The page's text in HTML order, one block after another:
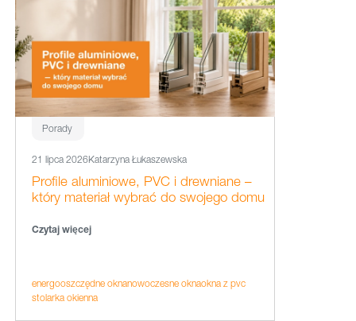
Porady
21 lipca 2026Katarzyna Łukaszewska
Profile aluminiowe, PVC i drewniane –
który materiał wybrać do swojego domu
Czytaj więcej
energooszczędne oknanowoczesne oknaokna z pvc
stolarka okienna